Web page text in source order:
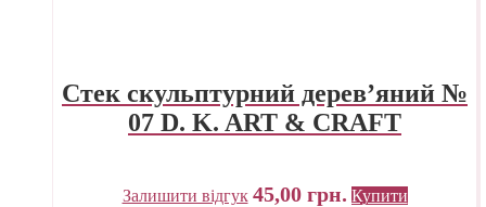
Стек скульптурний дерев’яний №
07 D. K. ART & CRAFT
Залишити відгук 45,00 грн. Купити